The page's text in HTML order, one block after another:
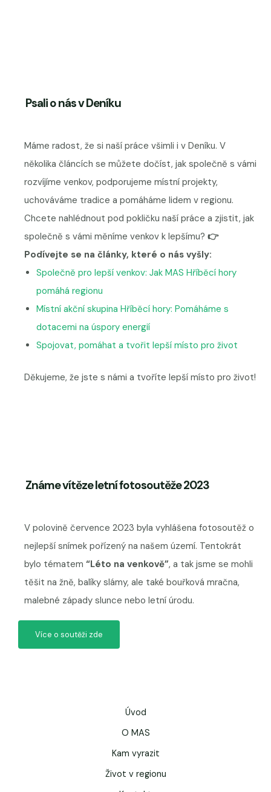
Psali o nás v Deníku
Máme radost, že si naší práce všimli i v Deníku. V
několika článcích se můžete dočíst, jak společně s vámi
rozvíjíme venkov, podporujeme místní projekty,
uchováváme tradice a pomáháme lidem v regionu.
Chcete nahlédnout pod pokličku naší práce a zjistit, jak
společně s vámi měníme venkov k lepšímu? 👉
Podívejte se na články, které o nás vyšly:
Společně pro lepší venkov: Jak MAS Hříběcí hory
pomáhá regionu
Místní akční skupina Hříběcí hory: Pomáháme s
dotacemi na úspory energií
Spojovat, pomáhat a tvořit lepší místo pro život
Děkujeme, že jste s námi a tvoříte lepší místo pro život!
Známe vítěze letní fotosoutěže 2023
V polovině července 2023 byla vyhlášena fotosoutěž o
nejlepší snímek pořízený na našem území. Tentokrát
bylo tématem “Léto na venkově”, a tak jsme se mohli
těšit na žně, balíky slámy, ale také bouřková mračna,
malebné západy slunce nebo letní úrodu.
Více o soutěži zde
Úvod
O MAS
Kam vyrazit
Život v regionu